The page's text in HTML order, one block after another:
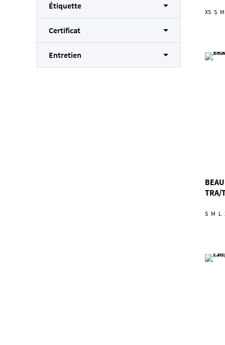
XS S M
TRA/
S M L
Étiquette
Certificat
Entretien